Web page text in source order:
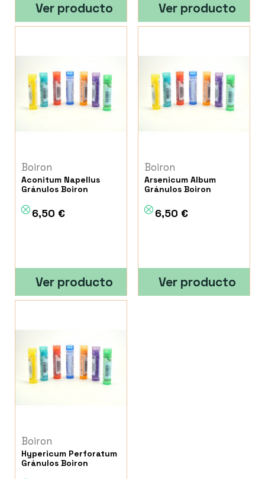
Ver producto Ver producto
Boiron
Aconitum Napellus
Gránulos Boiron
6,50 €
Ver producto
Boiron
Arsenicum Album
Gránulos Boiron
6,50 €
Ver producto
Boiron
Hypericum Perforatum
Gránulos Boiron